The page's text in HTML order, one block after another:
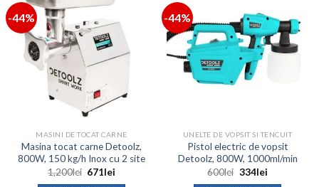
-44%
MASINI DE TOCAT CARNE
Masina tocat carne Detoolz,
800W, 150 kg/h Inox cu 2 site
1,200lei Prețul
671lei
-44%
UNELTE DE VOPSIT SI TENCUIT
Pistol electric de vopsit
Detoolz, 800W, 1000ml/min
600lei Prețul
334leiPrețul